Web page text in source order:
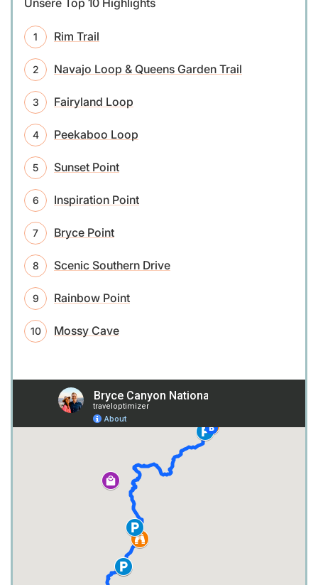
Unsere Top 10 Highlights
Rim Trail
Navajo Loop & Queens Garden Trail
Fairyland Loop
Peekaboo Loop
Sunset Point
Inspiration Point
Bryce Point
Scenic Southern Drive
Rainbow Point
Mossy Cave